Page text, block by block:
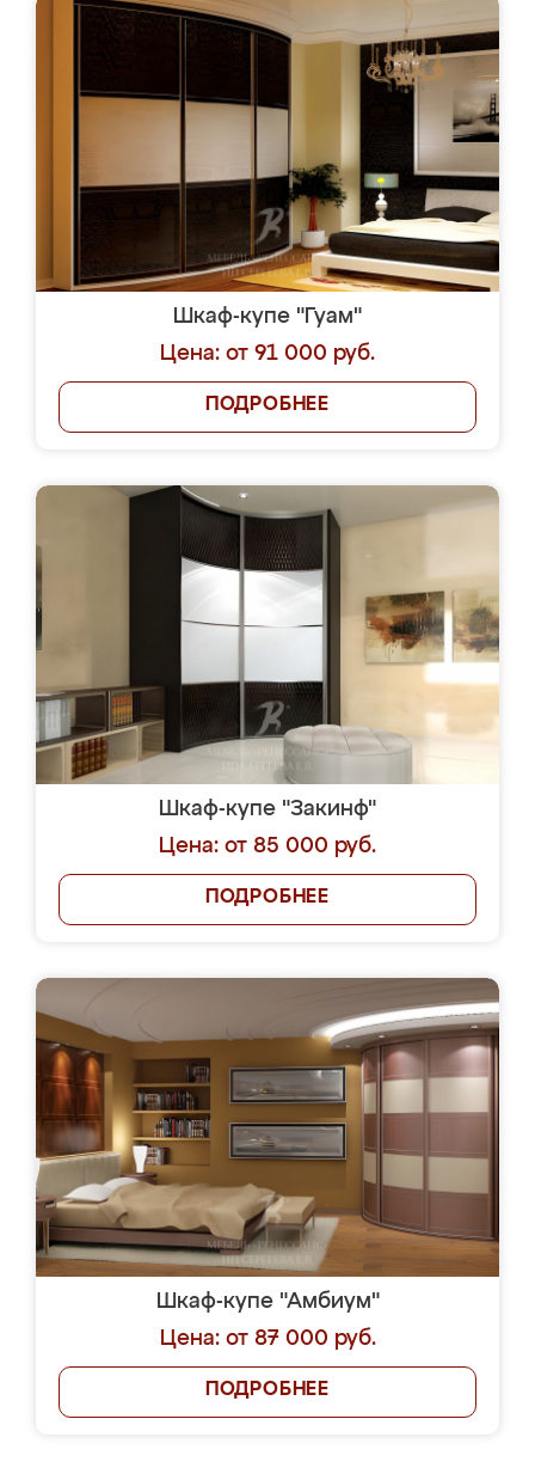
Шкаф-купе "Гуам"
Цена: от 91 000 руб.
ПОДРОБНЕЕ
Шкаф-купе "Закинф"
Цена: от 85 000 руб.
ПОДРОБНЕЕ
Шкаф-купе "Амбиум"
Цена: от 87 000 руб.
ПОДРОБНЕЕ